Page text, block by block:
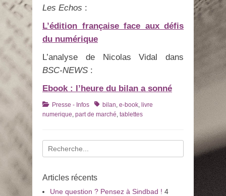
Les Echos :
L’édition française face aux défis
du numérique
L’analyse de Nicolas Vidal dans
BSC-NEWS :
Ebook : l’heure du bilan a sonné
Catégories
Presse - Infos Tagsbilan, e-book, livre
numerique, part de marché, tablettes
Recherche
pour
Articles récents
Une question ? Pensez à Sindbad ! 4